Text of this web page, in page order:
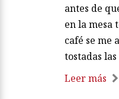
antes de
en la mesa
café se me
tostadas
Leer más